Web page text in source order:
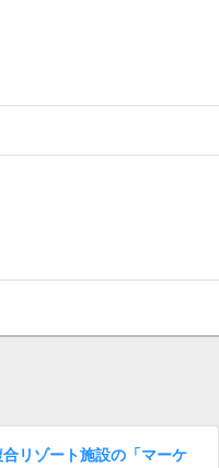
リゾート施設の「マーケ